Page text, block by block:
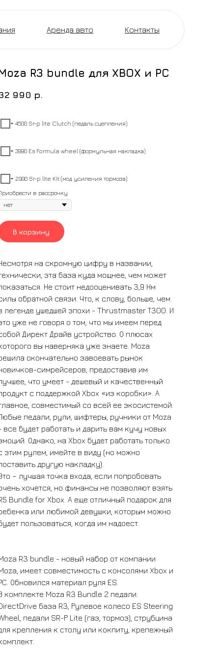
Аренда авто Контакты
R3 bundle для XBOX и PC
990 р.
+ 4500 Sr-p lite Clutch (педаль сцепления)
+ 3990 Es Formula wheel (формульная накладка)
+ 2990 Sr-p lite Kit (мод усиления тормоза)
в рассрочку
В корзину
на скромную цифру в названии,
эта база куда мощнее, чем может
Не стоит недооценивать 3,9 Нм
обратной связи. Что, к слову, больше, чем
легенде ушедшей эпохи - Thrustmaster Т300. И
уже не говоря о том, что мы имеем перед
Директ Драйв устройство. О плюсах
вы наверняка уже знаете. Moza
окончательно завоевать рынок
симрейсеров, предоставив им
что умеет - дешевый и качественный
с поддержкой Xbox «из коробки». А
совместимый со всей ее экосистемой.
педали, рули, шифтеры, ручники от Moza
все будет работать и дарить вам кучу новых
Однако, на Xbox будет работать только
этим рулем, имейте в виду (но можно
другую накладку).
– лучшая точка входа, если попробовать
хочется, но финансы не позволяют взять
Bundle for Xbox. А еще отличный подарок для
или любимой девушки, которым можно
пользоваться, когда им надоест.
R3 bundle - новый набор от компании
имеет совместимость с консолями Xbox и
Обновился материал руля ES.
комплекте Moza R3 Bundle 2 педали:
бaзa R3, Рулeвoе колесо ES Steering
педали SR-Р Litе (газ, тормоз), струбцинa
кpеплeния к cтолу или кокпиту, крепежный